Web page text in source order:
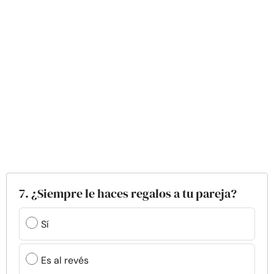
7. ¿Siempre le haces regalos a tu pareja?
Sí
Es al revés